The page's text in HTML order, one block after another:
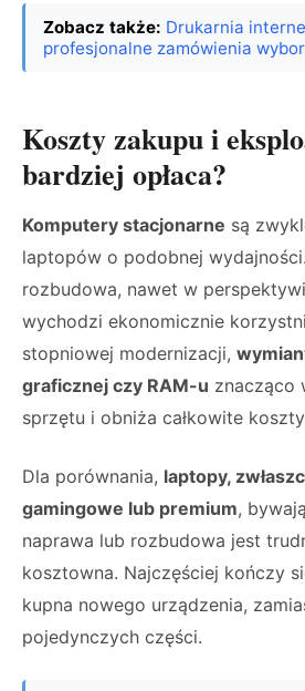
Zobacz także: Drukarnia
profesjonalne zamówienia
Koszty zakupu i
bardziej opłaca?
Komputery stacjonarne są
laptopów o podobnej
rozbudowa, nawet w
wychodzi ekonomicznie
stopniowej modernizacji,
graficznej czy RAM-u znacząco
sprzętu i obniża całkowite
Dla porównania, laptopy,
gamingowe lub premium,
naprawa lub rozbudowa jest
kosztowna. Najczęściej kończy
kupna nowego urządzenia,
pojedynczych części.